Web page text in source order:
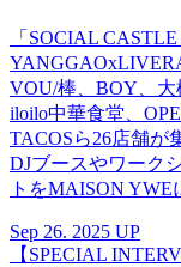
「SOCIAL
VOU/棒、BOY、大
iloilo中華食堂、
TACOSら26店舗が
DJブースやワーク
トをMAISON YWE
Sep 26. 2025 UP
【SPECIAL